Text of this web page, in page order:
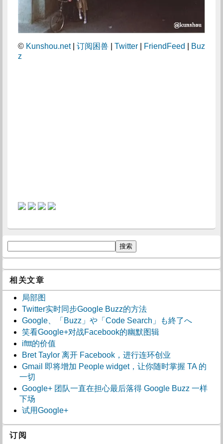
© Kunshou.net| 订阅困兽| Twitter| FriendFeed
Buz
z
相关文章
局部图
Twitter实时同步Google Buzz的方法
Google、「Buzz」や「Code Search」も終了へ
笑看Google+对战Facebook的幽默图辑
ifttt的价值
Bret Taylor 离开 Facebook，进行连环创业
Gmail 即将增加 People widget，让你随时掌握 TA 的
一切
Google+ 团队一直在担心最后落得 Google Buzz 一样
下场
试用Google+
订阅